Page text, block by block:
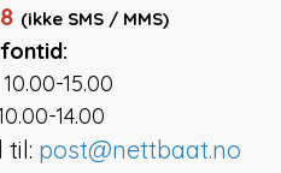
(ikke SMS / MMS)
15.00
14.00
til: post@nettbaat.no